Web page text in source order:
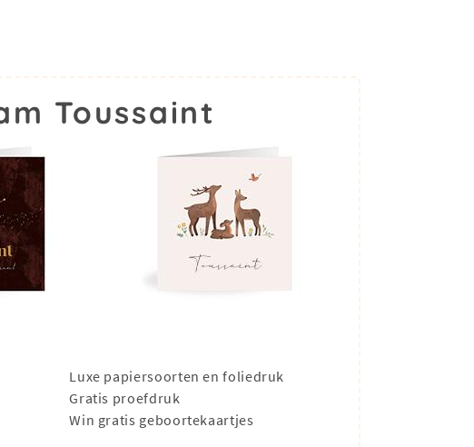
Toussaint
Luxe papiersoorten en foliedruk
Gratis proefdruk
Win gratis geboortekaartjes